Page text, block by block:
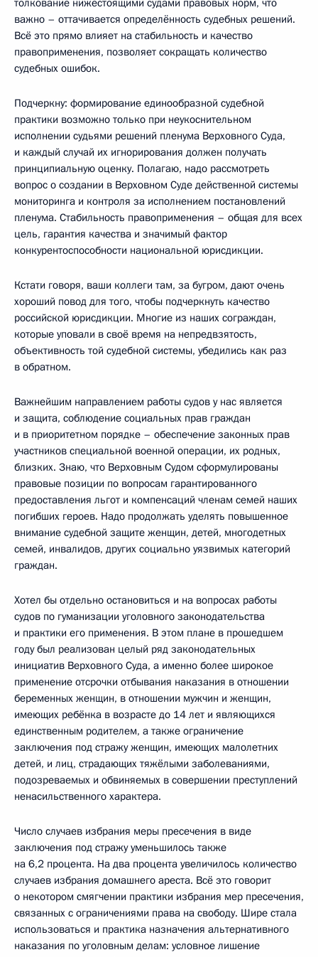
важно – оттачивается определённость судебных решений.
Всё это прямо влияет на стабильность и качество
правоприменения, позволяет сокращать количество
судебных ошибок.
Подчеркну: формирование единообразной судебной
практики возможно только при неукоснительном
исполнении судьями решений пленума Верховного Суда,
и каждый случай их игнорирования должен получать
принципиальную оценку. Полагаю, надо рассмотреть
вопрос о создании в Верховном Суде действенной системы
мониторинга и контроля за исполнением постановлений
пленума. Стабильность правоприменения – общая для всех
цель, гарантия качества и значимый фактор
конкурентоспособности национальной юрисдикции.
Кстати говоря, ваши коллеги там, за бугром, дают очень
хороший повод для того, чтобы подчеркнуть качество
российской юрисдикции. Многие из наших сограждан,
которые уповали в своё время на непредвзятость,
объективность той судебной системы, убедились как раз
в обратном.
Важнейшим направлением работы судов у нас является
и защита, соблюдение социальных прав граждан
и в приоритетном порядке – обеспечение законных прав
участников специальной военной операции, их родных,
близких. Знаю, что Верховным Судом сформулированы
правовые позиции по вопросам гарантированного
предоставления льгот и компенсаций членам семей наших
погибших героев. Надо продолжать уделять повышенное
внимание судебной защите женщин, детей, многодетных
семей, инвалидов, других социально уязвимых категорий
граждан.
Хотел бы отдельно остановиться и на вопросах работы
судов по гуманизации уголовного законодательства
и практики его применения. В этом плане в прошедшем
году был реализован целый ряд законодательных
инициатив Верховного Суда, а именно более широкое
применение отсрочки отбывания наказания в отношении
беременных женщин, в отношении мужчин и женщин,
имеющих ребёнка в возрасте до 14 лет и являющихся
единственным родителем, а также ограничение
заключения под стражу женщин, имеющих малолетних
детей, и лиц, страдающих тяжёлыми заболеваниями,
подозреваемых и обвиняемых в совершении преступлений
ненасильственного характера.
Число случаев избрания меры пресечения в виде
заключения под стражу уменьшилось также
на 6,2 процента. На два процента увеличилось количество
случаев избрания домашнего ареста. Всё это говорит
о некотором смягчении практики избрания мер пресечения,
связанных с ограничениями права на свободу. Шире стала
использоваться и практика назначения альтернативного
наказания по уголовным делам: условное лишение